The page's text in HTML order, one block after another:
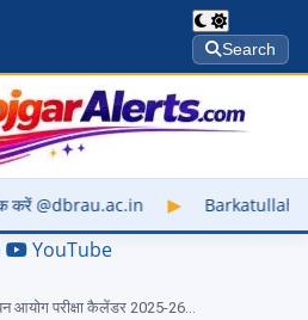
Search
▶ Barkatullah University Exam
YouTube
आयोग परीक्षा कैलेंडर 2025-26…